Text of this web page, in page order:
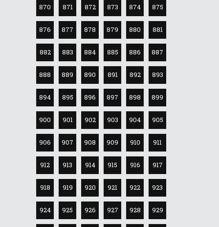
870 871 872 873 874 875
876 877 878 879 880 881
882 883 884 885 886 887
888 889 890 891 892 893
894 895 896 897 898 899
900 901 902 903 904 905
906 907 908 909 910 911
912 913 914 915 916 917
918 919 920 921 922 923
924 925 926 927 928 929